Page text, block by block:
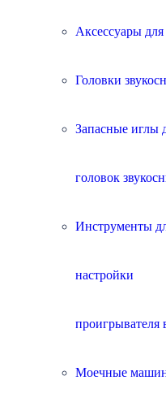
Аксессуары
Головки
Запасные иглы
головок
Инструменты
настройки
проигрывателя
Моечные